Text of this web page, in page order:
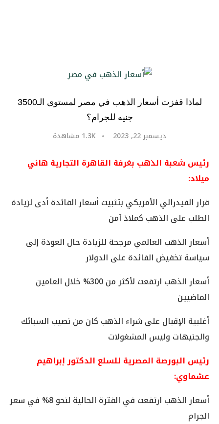
لماذا قفزت أسعار الذهب في مصر لمستوى الـ3500
جنيه للجرام؟
ديسمبر 22, 2023 1.3K مشاهدة
رئيس شعبة الذهب بغرفة القاهرة التجارية هاني
ميلاد:
قرار الفيدرالي الأمريكي بتثبيت أسعار الفائدة أدى لزيادة
الطلب على الذهب كملاذ آمن
أسعار الذهب العالمي مرجحة للزيادة حال العودة إلى
سياسة تخفيض الفائدة على الدولار
أسعار الذهب ارتفعت لأكثر من 300% خلال العامين
الماضيين
أغلبية الإقبال على شراء الذهب كان من نصيب السبائك
والجنيهات وليس المشغولات
رئيس البورصة المصرية للسلع الدكتور إبراهيم
عشماوي:
أسعار الذهب ارتفعت في الفترة الحالية لنحو 8% في سعر
الجرام